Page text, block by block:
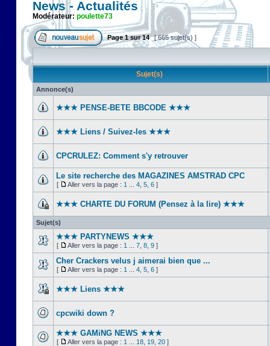
News - Actualités
Modérateur: poulette73
Page1sur14 [ 665 sujet(s) ]
Sujet(s)
Annonce(s)
★★★ PENSE-BETE BBCODE ★★★
★★★ Liens / Suivez-les ★★★
CPCRULEZ: Comment s'y retrouver‎
Le site recherche des MAGAZINES AMSTRAD CPC
[ Aller vers la page : 1 4 5 6 ]
★★★ CHARTE DU FORUM (Pensez à la lire) ★★★
Sujet(s)
★★★ PARTYNEWS ★★★
[ Aller vers la page : 1 7 8 9 ]
Cher Crackers velus j aimerai bien que ...
[ Aller vers la page : 1 4 5 6 ]
★★★ Liens ★★★
cpcwiki down ?
★★★ GAMiNG NEWS ★★★
[ Aller vers la page : 1 18 19 20 ]